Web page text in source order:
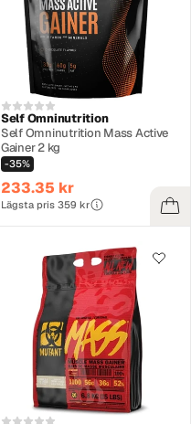
Self Omninutrition
Self Omninutrition Mass Active
Gainer 2 kg
-35%
233.35 kr
Lägsta pris 359 kr